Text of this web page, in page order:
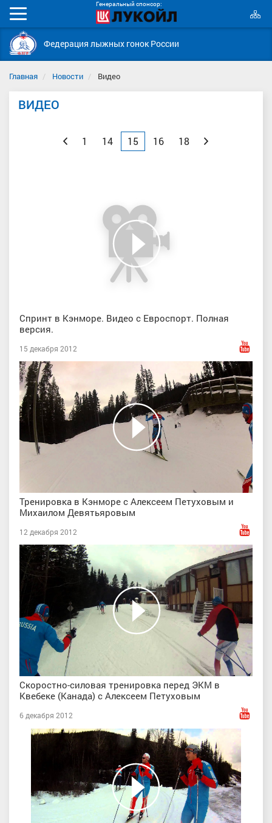
Генеральный спонсор:
Мобильное
меню
Федерация лыжных гонок России
Главная Новости Видео
ВИДЕО
Назад
1 14 15 16 18 Вперед
Спринт в Кэнморе. Видео с Евроспорт. Полная
версия.
15 декабря 2012
Тренировка в Кэнморе с Алексеем Петуховым и
Михаилом Девятьяровым
12 декабря 2012
Скоростно-силовая тренировка перед ЭКМ в
Квебеке (Канада) с Алексеем Петуховым
6 декабря 2012